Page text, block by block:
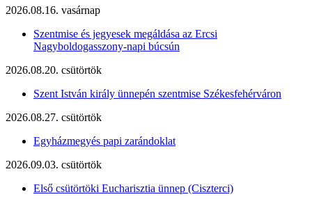
2026.08.16. vasárnap
Szentmise és jegyesek megáldása az Ercsi
Nagyboldogasszony-napi búcsún
2026.08.20. csütörtök
Szent István király ünnepén szentmise Székesfehérváron
2026.08.27. csütörtök
Egyházmegyés papi zarándoklat
2026.09.03. csütörtök
Első csütörtöki Eucharisztia ünnep (Ciszterci)